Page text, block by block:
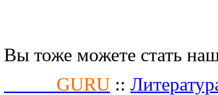
Вы тоже можете стать
GURU ::